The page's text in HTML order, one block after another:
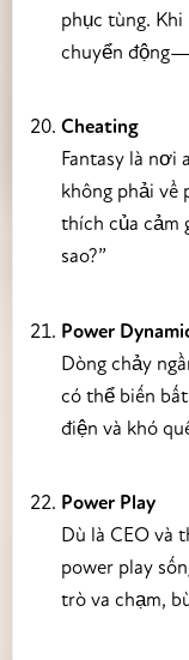
phục tùng. Khi
chuyển
Cheating
Fantasy là nơi
không phải về
thích của cảm
sao?”
Power
Dòng chảy
có thể biến
điện và khó
Power Play
Dù là CEO và
power play
trò va chạm,